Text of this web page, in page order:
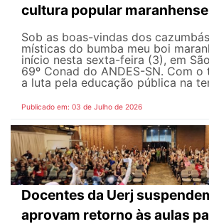
cultura popular maranhense
Sob as boas-vindas dos
místicas do bumba meu boi
início nesta sexta-feira (3), em
69º Conad do ANDES-SN. Com o
a luta pela educação pública na
Publicado em: 03 de Julho de 2026
Docentes da Uerj
aprovam retorno às aulas